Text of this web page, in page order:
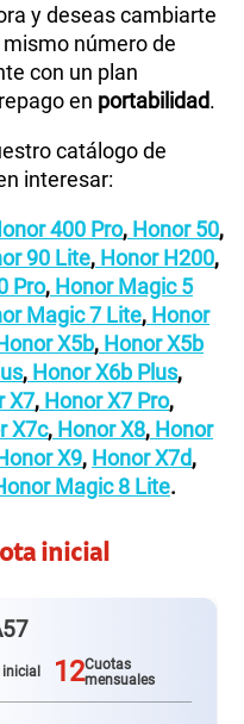
y deseas cambiarte
número de
con un plan
en portabilidad.
catálogo de
interesar:
400 Pro, Honor 50,
90 Lite, Honor H200,
Pro, Honor Magic 5
Magic 7 Lite, Honor
X5b, Honor X5b
, Honor X6b Plus,
X7, Honor X7 Pro,
X7c, Honor X8, Honor
X9, Honor X7d,
Magic 8 Lite.
inicial
Note 15 pro plus
inicial 12Cuotas
mensuales